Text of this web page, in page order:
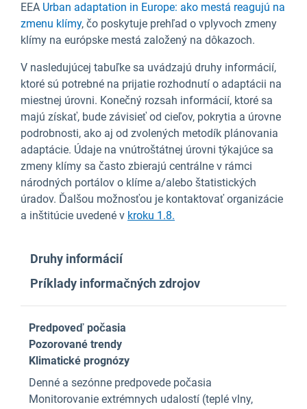
EEA Urban adaptation in Europe: ako mestá reagujú na
zmenu klímy, čo poskytuje prehľad o vplyvoch zmeny
klímy na európske mestá založený na dôkazoch.
V nasledujúcej tabuľke sa uvádzajú druhy informácií,
ktoré sú potrebné na prijatie rozhodnutí o adaptácii na
miestnej úrovni. Konečný rozsah informácií, ktoré sa
majú získať, bude závisieť od cieľov, pokrytia a úrovne
podrobnosti, ako aj od zvolených metodík plánovania
adaptácie. Údaje na vnútroštátnej úrovni týkajúce sa
zmeny klímy sa často zbierajú centrálne v rámci
národných portálov o klíme a/alebo štatistických
úradov. Ďalšou možnosťou je kontaktovať organizácie
a inštitúcie uvedené v kroku 1.8.
Druhy informácií
Príklady informačných zdrojov
Predpoveď počasia
Pozorované trendy
Klimatické prognózy
Denné a sezónne predpovede počasia
Monitorovanie extrémnych udalostí (teplé vlny,